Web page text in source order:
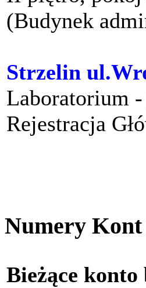
(Budynek
Strzelin
Laboratorium
Rejestracja
Numery
Bieżące